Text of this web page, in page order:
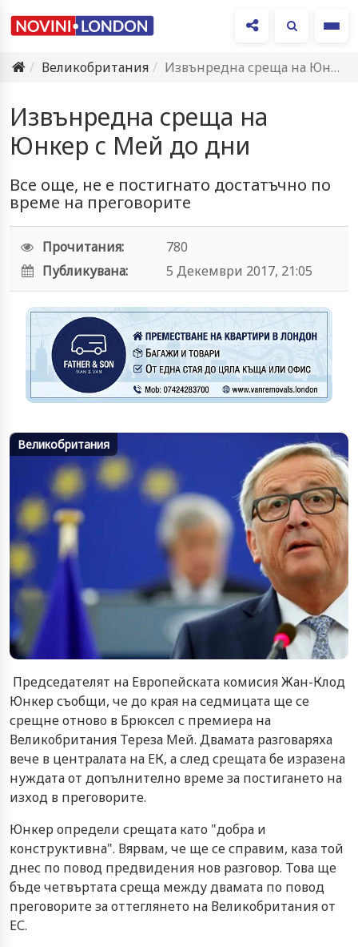
Великобритания
Извънредна среща на Юнкер с Мей до дни
Извънредна среща на
Юнкер с Мей до дни
Все още, не е постигнато достатъчно по
време на преговорите
Прочитания:
780
Публикувана:
5 Декември 2017, 21:05
Великобритания
Председателят на Европейската комисия Жан-Клод
Юнкер съобщи, че до края на седмицата ще се
срещне отново в Брюксел с премиера на
Великобритания Тереза Мей. Двамата разговаряха
вече в централата на ЕК, а след срещата бе изразена
нуждата от допълнително време за постигането на
изход в преговорите.
Юнкер определи срещата като "добра и
конструктивна". Вярвам, че ще се справим, каза той
днес по повод предвидения нов разговор. Това ще
бъде четвъртата среща между двамата по повод
преговорите за оттеглянето на Великобритания от
ЕС.